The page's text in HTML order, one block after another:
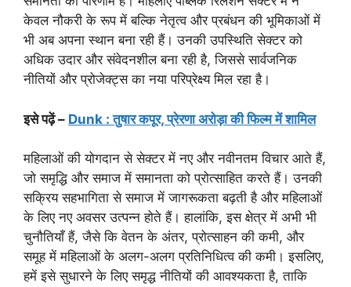
केवल नौकरी के रूप में बल्कि नेतृत्व और प्रबंधन की भूमिकाओं में
भी अब अपना स्थान बना रही हैं। उनकी उपस्थिति सेक्टर को
अधिक उदार और संवेदनशील बना रही है, जिससे सार्वजनिक
नीतियों और प्रोजेक्ट्स का नया परिप्रेक्ष्य मिल रहा है।
इसे पढ़ें – Dunk : तुषार कपूर, प्रेरणा अरोड़ा की फिल्म में शामिल
महिलाओं की योगदान से सेक्टर में नए और नवीनतम विचार आते हैं,
जो समृद्धि और समाज में समानता को प्रोत्साहित करते हैं। उनकी
सक्रिय सहभागिता से समाज में जागरूकता बढ़ती है और महिलाओं
के लिए नए अवसर उत्पन्न होते हैं। हालांकि, इस क्षेत्र में अभी भी
चुनौतियाँ हैं, जैसे कि वेतन के अंतर, प्रोत्साहन की कमी, और
समूह में महिलाओं के अलग-अलग प्रतिनिधित्व की कमी। इसलिए,
हमें इसे सुधारने के लिए समृद्ध नीतियों की आवश्यकता है, ताकि